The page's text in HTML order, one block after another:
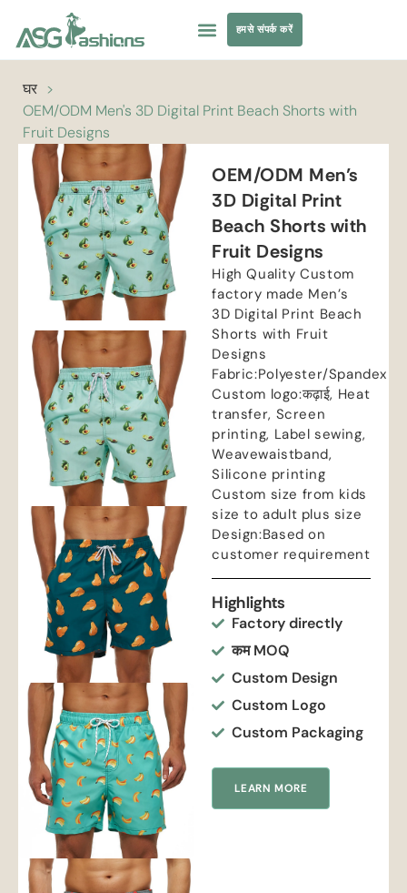
हमसे संपर्क करें
घर >
OEM/ODM Men's 3D Digital Print Beach Shorts with
Fruit Designs
OEM/ODM Men’s
3D Digital Print
Beach Shorts with
Fruit Designs
High Quality Custom
factory made Men’s
3D Digital Print Beach
Shorts with Fruit
Designs
Fabric:Polyester/Spandex
Custom logo:कढ़ाई, Heat
transfer, Screen
printing, Label sewing,
Weavewaistband,
Silicone printing
Custom size from kids
size to adult plus size
Design:Based on
customer requirement
Highlights
Factory directly
कम MOQ
Custom Design
Custom Logo
Custom Packaging
LEARN MORE